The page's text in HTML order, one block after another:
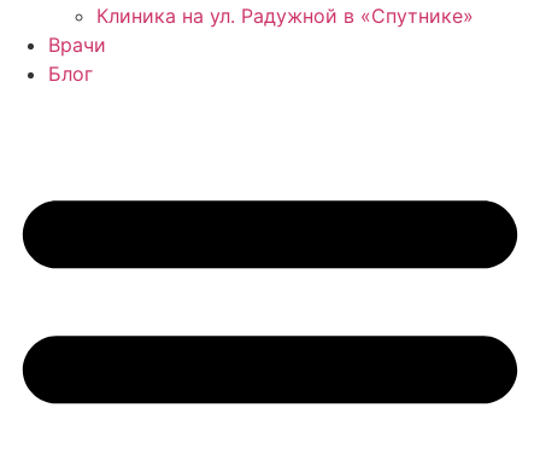
Клиника на ул. Радужной в «Спутнике»
Врачи
Блог